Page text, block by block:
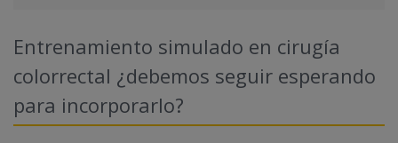
Entrenamiento simulado en cirugía
colorrectal ¿debemos seguir esperando
para incorporarlo?